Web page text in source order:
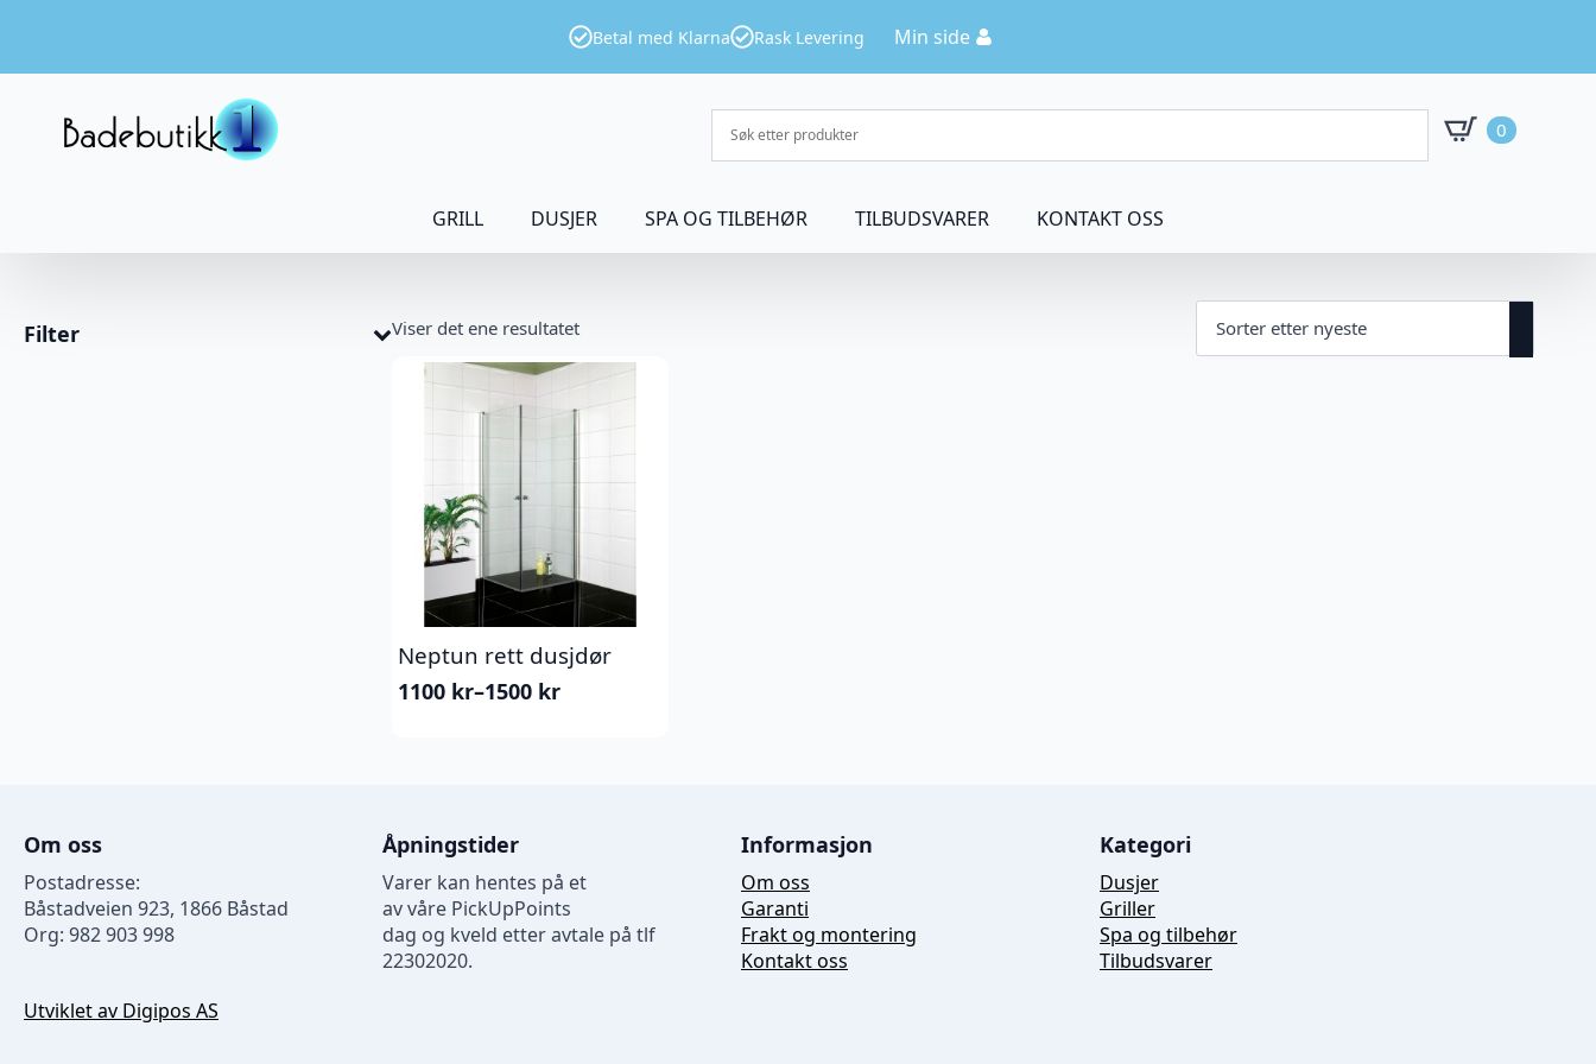
Betal med Klarna Rask Levering Min side
0
GRILL DUSJER SPA OG TILBEHØR TILBUDSVARER KONTAKT OSS
Filter Viser det ene resultatet
Neptun rett dusjdør
1100 kr–1500 kr
Prisområde:
Om oss
Postadresse:
Båstadveien 923, 1866 Båstad
Org: 982 903 998
Åpningstider
Varer kan hentes på et
av våre PickUpPoints
dag og kveld etter avtale på tlf
22302020.
Informasjon
Om oss
Garanti
Frakt og montering
Kontakt oss
Kategori
Dusjer
Griller
Spa og tilbehør
Tilbudsvarer
Utviklet av Digipos AS